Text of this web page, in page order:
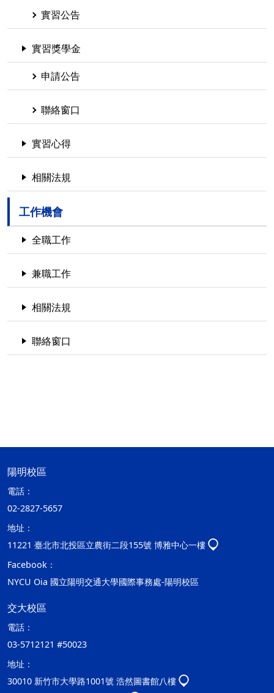
實習公告
實習獎學金
申請公告
聯絡窗口
實習心得
相關法規
工作機會
全職工作
兼職工作
相關法規
聯絡窗口
陽明校區
電話：
02-2827-5657
地址：
11221 臺北市北投區立農街二段155號 博雅中心一樓
Facebook：
NYCU Oia 國立陽明交通大學國際事務處-陽明校區
交大校區
電話：
03-5712121 #50023
地址：
30010 新竹市大學路1001號 浩然圖書館八樓